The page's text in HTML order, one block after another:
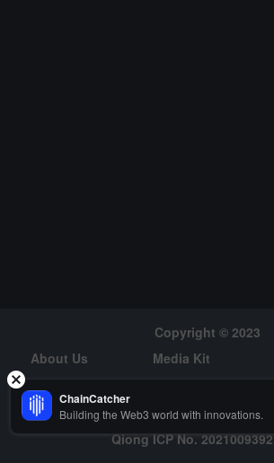
Copyright © 2023
About Us
Media Kit
Risk Warning
Hiring
Qiong ICP No. 2021009392
ChainCatcher
Building the Web3 world with innovations.